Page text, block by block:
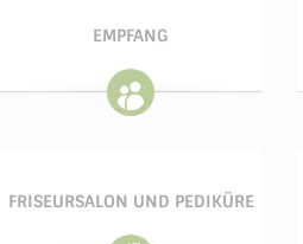
EMPFANG
FRISEURSALON UND PEDIKÜRE